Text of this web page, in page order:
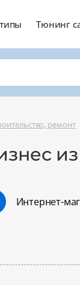
Тюнинг
ремонт
Интернет-